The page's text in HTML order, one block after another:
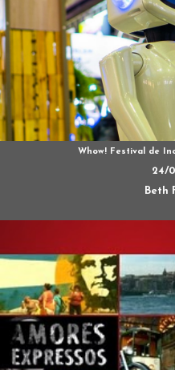
Whow! Festival de
24/
Beth